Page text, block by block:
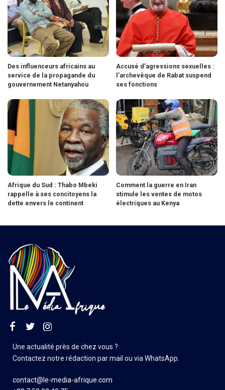
Des influenceurs africains au
service de la propagande du
gouvernement Netanyahou
Accusé d’agressions sexuelles :
l’archevêque de Rabat suspend
ses fonctions
Afrique du Sud : Thabo Mbeki
rappelle à ses concitoyens la
dette envers le continent
Comment la guerre en Iran
stimule les ventes de motos
électriques au Kenya
Une actualité près de chez vous ?
Contactez notre rédaction par mail ou via WhatsApp.
contact@le-media-afrique.com